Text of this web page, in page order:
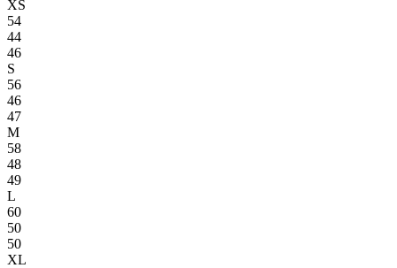
XS
54
44
46
S
56
46
47
M
58
48
49
L
60
50
50
XL